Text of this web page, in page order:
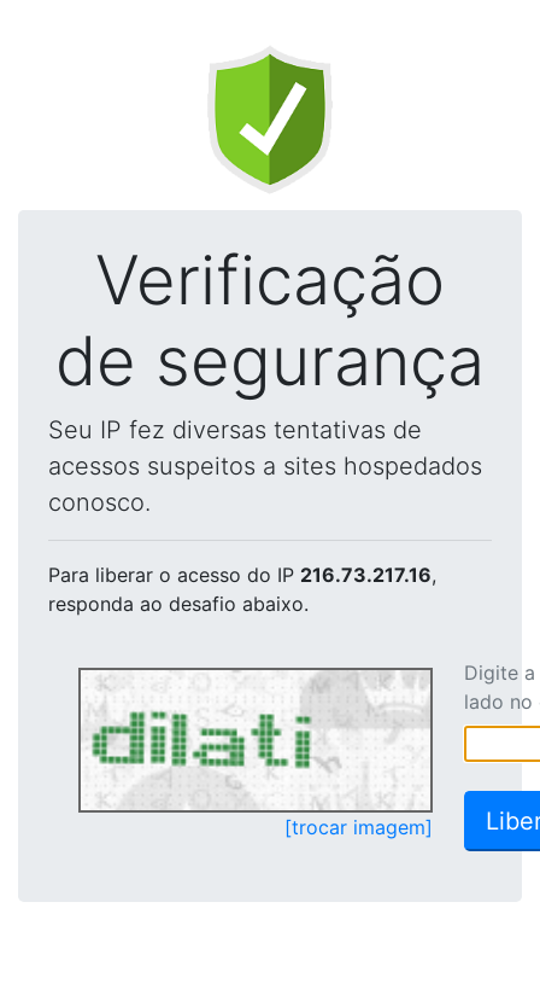
Verificação
de segurança
Seu IP fez diversas tentativas de
acessos suspeitos a sites hospedados
conosco.
Para liberar o acesso do IP 216.73.217.16,
responda ao desafio abaixo.
[trocar imagem]
Digite
lado no